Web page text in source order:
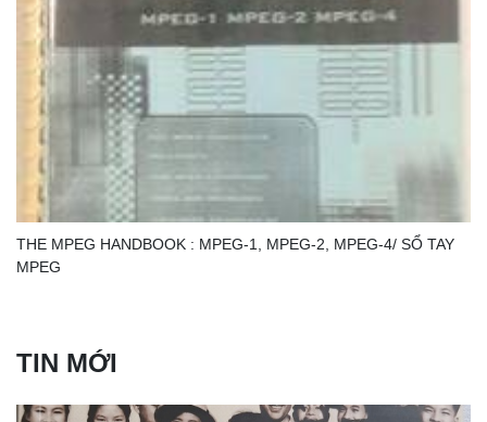
THE MPEG HANDBOOK : MPEG-1, MPEG-2, MPEG-4/ SỔ TAY
MPEG
TIN MỚI